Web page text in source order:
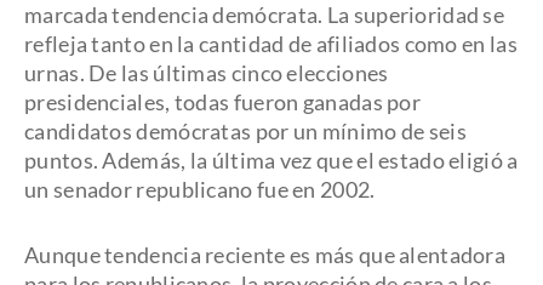
marcada tendencia demócrata. La superioridad se
refleja tanto en la cantidad de afiliados como en las
urnas. De las últimas cinco elecciones
presidenciales, todas fueron ganadas por
candidatos demócratas por un mínimo de seis
puntos. Además, la última vez que el estado eligió a
un senador republicano fue en 2002.
Aunque tendencia reciente es más que alentadora